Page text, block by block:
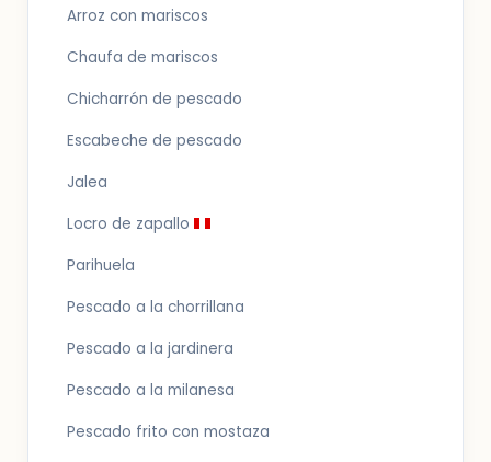
Arroz con mariscos
Chaufa de mariscos
Chicharrón de pescado
Escabeche de pescado
Jalea
Locro de zapallo
Parihuela
Pescado a la chorrillana
Pescado a la jardinera
Pescado a la milanesa
Pescado frito con mostaza